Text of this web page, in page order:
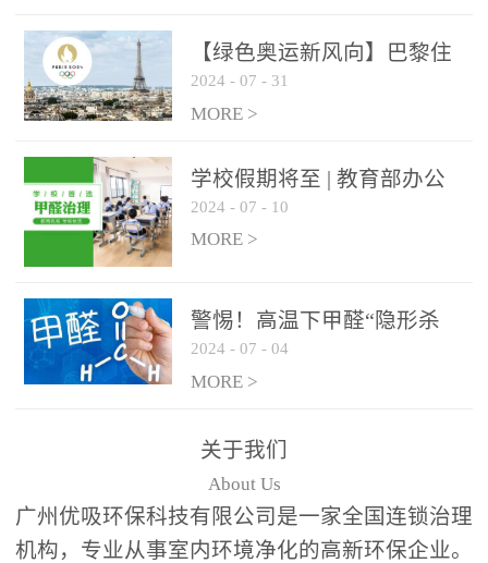
【绿色奥运新风向】巴黎住
宿风波：优吸环保共建健康
绿色家居
2024 - 07 - 31
MORE >
学校假期将至 | 教育部办公
厅关于加强学校新建校舍室
内空气质量管理通知
2024 - 07 - 10
MORE >
警惕！高温下甲醛“隐形杀
手”来袭，你的家安全吗？
2024 - 07 - 04
MORE >
关于我们
About Us
广州优吸环保科技有限公司是一家全国连锁治理
机构，专业从事室内环境净化的高新环保企业。